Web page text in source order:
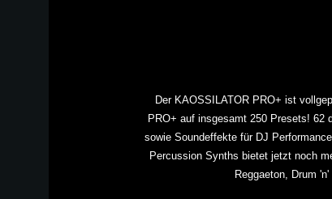
Der KAOSSILATOR PRO+ ist
PRO+ auf insgesamt 250 Presets! 62
sowie Soundeffekte für DJ
Percussion Synths bietet jetzt noch
Reggaeton, Drum